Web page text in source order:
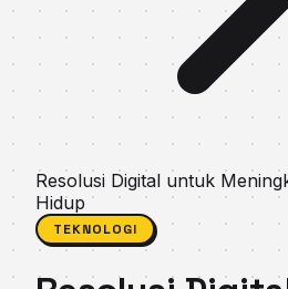
Resolusi Digital untuk
Hidup
TEKNOLOGI